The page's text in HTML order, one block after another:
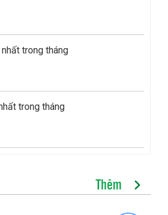
trong tháng
trong tháng
Thêm